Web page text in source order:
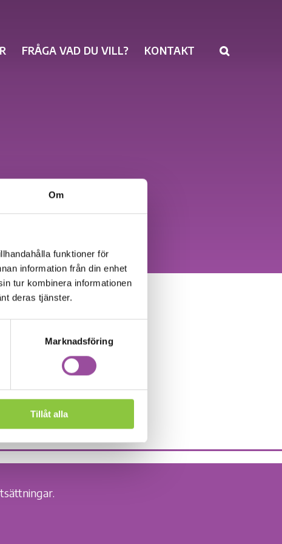
Om
funktioner för
information från din enhet
tur kombinera informationen
deras tjänster.
Marknadsföring
Tillåt alla
FRÅGA VAD DU VILL? KONTAKT